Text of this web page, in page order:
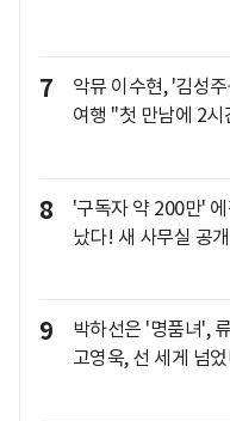
7
악뮤 이수현, '김성
여행 "첫 만남에 2
8
'구독자 약 200만'
났다! 새 사무실 공
9
박하선은 '명품녀',
고영욱, 선 세게 넘